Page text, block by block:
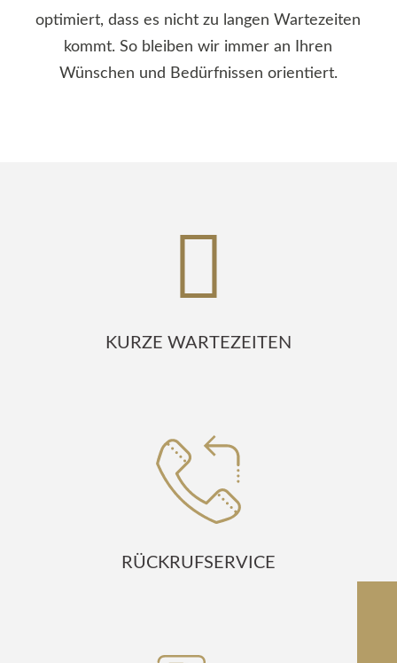
optimiert, dass es nicht zu langen Wartezeiten
kommt. So bleiben wir immer an Ihren
Wünschen und Bedürfnissen orientiert.
KURZE WARTEZEITEN
RÜCKRUFSERVICE